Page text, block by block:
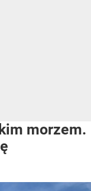
morzem.